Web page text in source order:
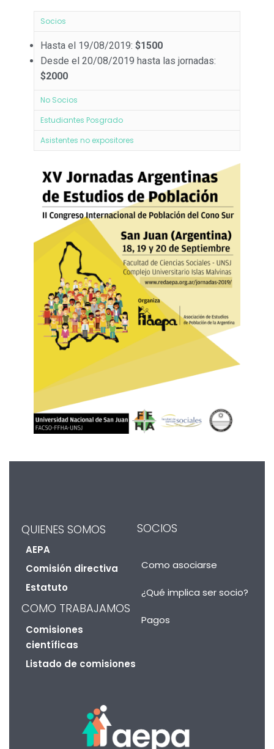
Socios
Hasta el 19/08/2019: $1500
Desde el 20/08/2019 hasta las jornadas:
$2000
No Socios
Estudiantes Posgrado
Asistentes no expositores
QUIENES SOMOS
AEPA
Comisión directiva
Estatuto
COMO TRABAJAMOS
Comisiones
científicas
Listado de comisiones
SOCIOS
Como asociarse
¿Qué implica ser socio?
Pagos